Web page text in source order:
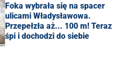
Foka wybrała się na spacer
ulicami Władysławowa.
Przepełzła aż... 100 m! Teraz
śpi i dochodzi do siebie